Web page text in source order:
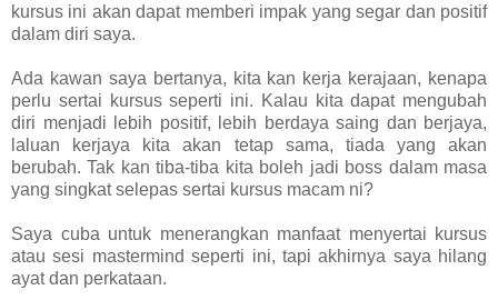
kursus ini akan dapat memberi impak yang segar dan positif
dalam diri saya.
Ada kawan saya bertanya, kita kan kerja kerajaan, kenapa
perlu sertai kursus seperti ini. Kalau kita dapat mengubah
diri menjadi lebih positif, lebih berdaya saing dan berjaya,
laluan kerjaya kita akan tetap sama, tiada yang akan
berubah. Tak kan tiba-tiba kita boleh jadi boss dalam masa
yang singkat selepas sertai kursus macam ni?
Saya cuba untuk menerangkan manfaat menyertai kursus
atau sesi mastermind seperti ini, tapi akhirnya saya hilang
ayat dan perkataan.